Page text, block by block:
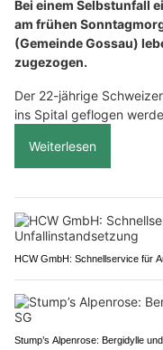
Bei einem Selbstunfall
am frühen
(Gemeinde Gossau)
zugezogen.
Der 22-jährige
ins Spital geflogen
Weiterlesen
HCW GmbH: Schnellservice für
Stump’s Alpenrose: Bergidylle